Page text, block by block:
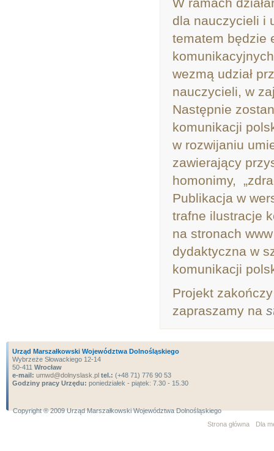
dla nauczycieli i
tematem będzie
wezmą udział
nauczycieli, w
Następnie
komunikacji
w rozwijaniu
zawierający
homonimy,
Publikacja w
trafne ilustracje
na stronach
dydaktyczna w
komunikacji
Projekt
zapraszamy na
Urząd Marszałkowski Województwa Dolnośląskiego
Wybrzeże Słowackiego 12-14
50-411 Wrocław
e-mail: umwd@dolnyslask.pl tel.: (+48 71) 776 90 53
Godziny pracy Urzędu: poniedziałek - piątek: 7.30 - 15.30
Copyright ® 2009 Urząd Marszałkowski Województwa Dolnośląskiego
Strona główna
Dla